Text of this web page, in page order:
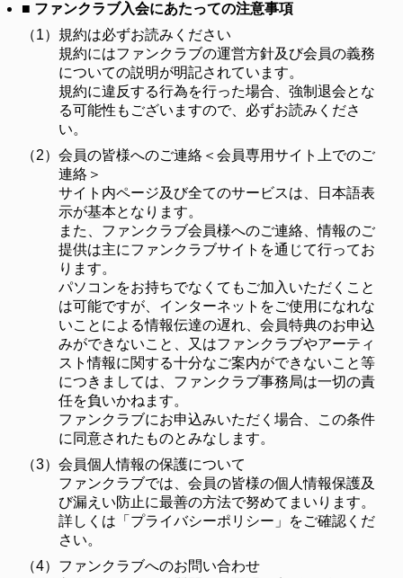
■ ファンクラブ入会にあたっての注意事項
（1） 規約は必ずお読みください
規約にはファンクラブの運営方針及び会員の義務
についての説明が明記されています。
規約に違反する行為を行った場合、強制退会とな
る可能性もございますので、必ずお読みくださ
い。
（2） 会員の皆様へのご連絡＜会員専用サイト上でのご
連絡＞
サイト内ページ及び全てのサービスは、日本語表
示が基本となります。
また、ファンクラブ会員様へのご連絡、情報のご
提供は主にファンクラブサイトを通じて行ってお
ります。
パソコンをお持ちでなくてもご加入いただくこと
は可能ですが、インターネットをご使用になれな
いことによる情報伝達の遅れ、会員特典のお申込
みができないこと、又はファンクラブやアーティ
スト情報に関する十分なご案内ができないこと等
につきましては、ファンクラブ事務局は一切の責
任を負いかねます。
ファンクラブにお申込みいただく場合、この条件
に同意されたものとみなします。
（3） 会員個人情報の保護について
ファンクラブでは、会員の皆様の個人情報保護及
び漏えい防止に最善の方法で努めてまいります。
詳しくは「プライバシーポリシー」をご確認くだ
さい。
（4） ファンクラブへのお問い合わせ